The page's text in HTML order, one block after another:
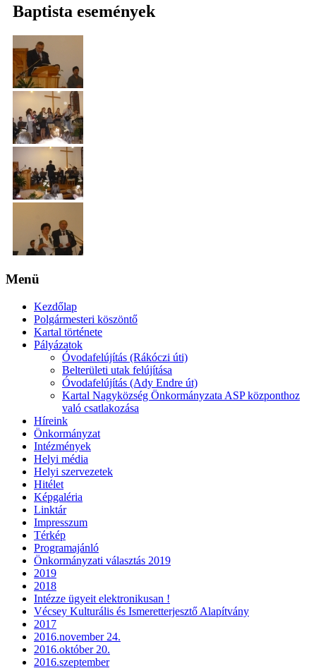
Baptista események
Menü
Kezdőlap
Polgármesteri köszöntő
Kartal története
Pályázatok
Óvodafelújítás (Rákóczi úti)
Belterületi utak felújítása
Óvodafelújítás (Ady Endre út)
Kartal Nagyközség Önkormányzata ASP központhoz
való csatlakozása
Híreink
Önkormányzat
Intézmények
Helyi média
Helyi szervezetek
Hitélet
Képgaléria
Linktár
Impresszum
Térkép
Programajánló
Önkormányzati választás 2019
2019
2018
Intézze ügyeit elektronikusan !
Vécsey Kulturális és Ismeretterjesztő Alapítvány
2017
2016.november 24.
2016.október 20.
2016.szeptember